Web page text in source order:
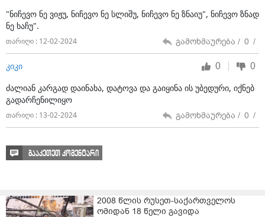
ვიდეო: "მთავარი არხი"
"ნიჩევო ნე ვიჟუ, ნიჩევო ნე სლიშუ, ნიჩევო ნე ზნაიუ", ნიჩევო ზნად
ნე ხაჩუ".
თარიღი : 12-02-2024 გამოხმაურება / 0 /
კიკი 0 0
ძალიან კარგად დაინახა, დატოვა და გაიყინა ის უბედური, იქნებ
გადარჩენილიყო
თარიღი : 13-02-2024 გამოხმაურება / 0 /
გააკეთეთ კომენტარი
2008 წლის რუსეთ-საქართველოს
ომიდან 18 წელი გავიდა